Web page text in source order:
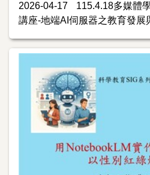
2026-04-17
115.4.18多媒體
講座-地端AI伺服器之教育發展